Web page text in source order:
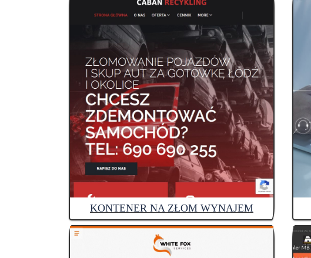
KONTENER NA ZŁOM WYNAJEM